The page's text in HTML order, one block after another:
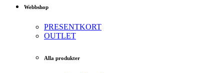
Webbshop
PRESENTKORT
OUTLET
Alla produkter